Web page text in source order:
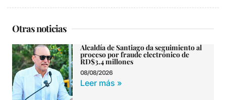
Otras noticias
Alcaldía de Santiago da seguimiento al
proceso por fraude electrónico de
RD$3.4 millones
08/08/2026
Leer más »